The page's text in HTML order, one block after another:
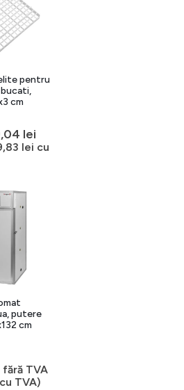
pentru
cm
lei
curent
lei cu
putere
cm
Prețul
curent
fără TVA
cu TVA)